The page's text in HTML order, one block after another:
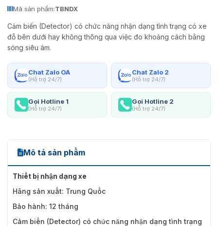
Mã sản phẩm:TBNDX
Cảm biến (Detector) có chức năng nhận dạng tình trạng có xe
đỗ bên dưới hay không thông qua việc đo khoảng cách bằng
sóng siêu âm.
Chat Zalo OA
(Hỗ trợ 24/7)
Chat Zalo 2
(Hỗ trợ 24/7)
Gọi Hotline 1
(Hỗ trợ 24/7)
Gọi Hotline 2
(Hỗ trợ 24/7)
Mô tả sản phẩm
Thiết bị nhận dạng xe
Hãng sản xuất: Trung Quốc
Bảo hành: 12 tháng
Cảm biến (Detector) có chức năng nhận dạng tình trạng